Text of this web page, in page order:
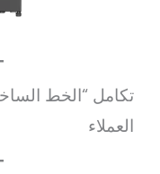
تكامل “الخط
العملاء